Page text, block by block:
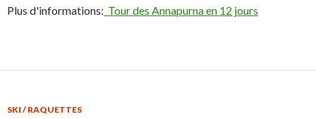
Plus d'informations: Tour des Annapurna en 12 jours
SKI / RAQUETTES